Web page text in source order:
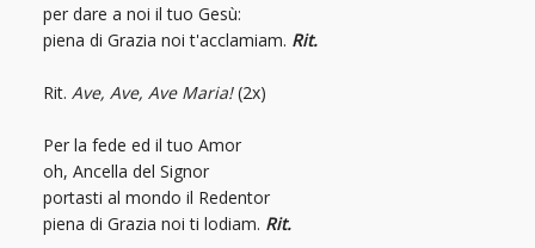
per dare a noi il tuo Gesù:
piena di Grazia noi t'acclamiam. Rit.
Rit. Ave, Ave, Ave Maria!(2x)
Per la fede ed il tuo Amor
oh, Ancella del Signor
portasti al mondo il Redentor
piena di Grazia noi ti lodiam. Rit.